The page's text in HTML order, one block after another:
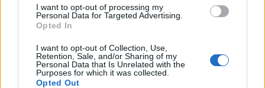
I want to opt-out of processing my
Personal Data for Targeted Advertising.
Opted In
I want to opt-out of Collection, Use,
Retention, Sale, and/or Sharing of my
Personal Data that Is Unrelated with the
Purposes for which it was collected.
Opted Out